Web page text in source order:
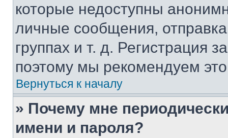
которые недоступны
личные сообщения,
группах и т. д. Регистрация
поэтому мы рекомендуем
Вернуться к началу
» Почему мне
имени и пароля?